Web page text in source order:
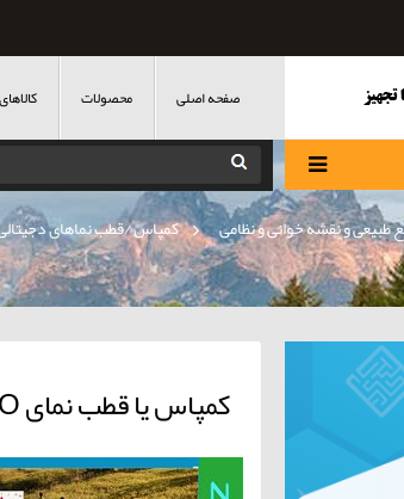
صفحه اصلی محصولات
طبیعی و نقشه خوانی و نظامی » کمپاس /قطب نماهای
کمپاس یا قطب نمای SUUNTO